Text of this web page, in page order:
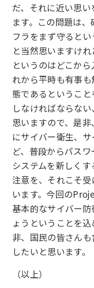
だ、それに近い思
ます。この問題は
フラをまず守ると
と当然思いますけ
というのはどこか
れから平時も有事
態であるというこ
しなければならな
思いますので、是
にサイバー衛生、
ど、普段からパスワ
システムを新しく
注意を、それこそ
います。今回の
基本的なサイバー
ょうということを
非、国民の皆さん
したいと思います。
（以上）